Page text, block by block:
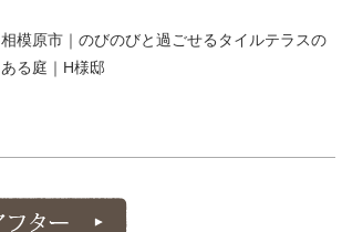
相模原市｜のびのびと過ごせるタイルテラスの
ある庭｜H様邸